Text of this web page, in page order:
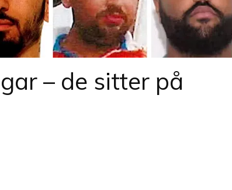
– de sitter på